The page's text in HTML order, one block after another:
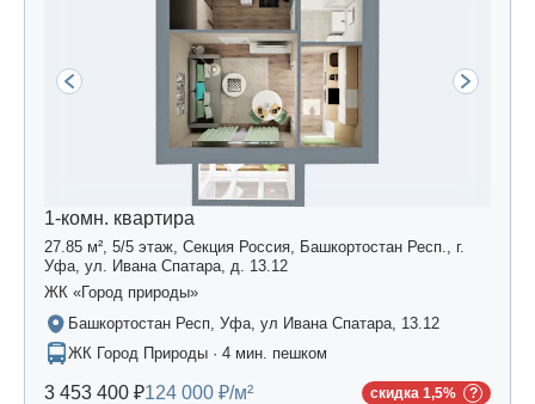
1-комн. квартира
27.85 м², 5/5 этаж, Секция Россия, Башкортостан Респ., г.
Уфа, ул. Ивана Спатара, д. 13.12
ЖК «Город природы»
Башкортостан Респ, Уфа, ул Ивана Спатара, 13.12
ЖК Город Природы · 4 мин. пешком
3 453 400 ₽124 000 ₽/м² скидка 1,5%